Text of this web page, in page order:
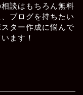
談はもちろん無料
ブログを持ちたい
ター作成に悩んで
ます！